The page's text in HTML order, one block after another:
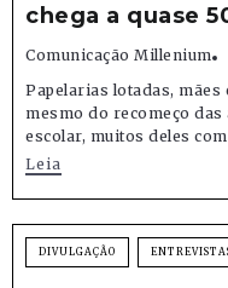
chega a quase
Comunicação Millenium
Papelarias lotadas, mães
mesmo do recomeço
escolar, muitos deles
Leia
DIVULGAÇÃO